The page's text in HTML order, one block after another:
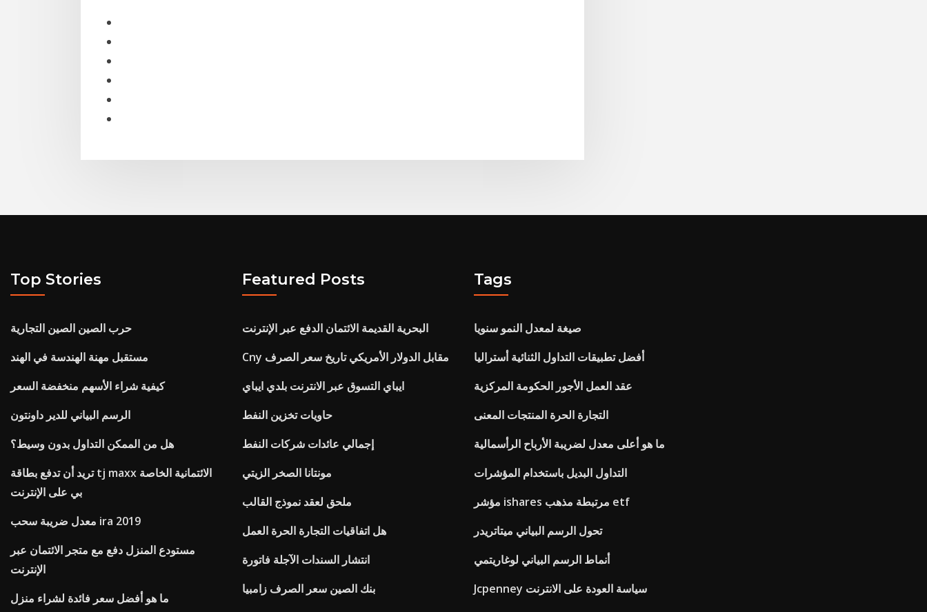
Top Stories
حرب الصين الصين التجارية
مستقبل مهنة الهندسة في الهند
كيفية شراء الأسهم منخفضة السعر
الرسم البياني للدير داونتون
هل من الممكن التداول بدون وسيط؟
تريد أن تدفع بطاقة tj maxx الائتمانية الخاصة
بي على الإنترنت
معدل ضريبة سحب ira 2019
مستودع المنزل دفع مع متجر الائتمان عبر
الإنترنت
ما هو أفضل سعر فائدة لشراء منزل
Featured Posts
البحرية القديمة الائتمان الدفع عبر الإنترنت
Cny مقابل الدولار الأمريكي تاريخ سعر الصرف
ايباي التسوق عبر الانترنت بلدي ايباي
حاويات تخزين النفط
إجمالي عائدات شركات النفط
مونتانا الصخر الزيتي
ملحق لعقد نموذج القالب
هل اتفاقيات التجارة الحرة العمل
انتشار السندات الآجلة فاتورة
بنك الصين سعر الصرف زامبيا
Tags
صيغة لمعدل النمو سنويا
أفضل تطبيقات التداول الثنائية أستراليا
عقد العمل الأجور الحكومة المركزية
التجارة الحرة المنتجات المعنى
ما هو أعلى معدل لضريبة الأرباح الرأسمالية
التداول البديل باستخدام المؤشرات
مؤشر ishares مرتبطة مذهب etf
تحول الرسم البياني ميتاتريدر
أنماط الرسم البياني لوغاريتمي
Jcpenney سياسة العودة على الانترنت